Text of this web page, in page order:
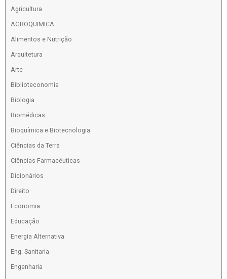
Agricultura
AGROQUIMICA
Alimentos e Nutrição
Arquitetura
Arte
Biblioteconomia
Biologia
Biomédicas
Bioquímica e Biotecnologia
Ciências da Terra
Ciências Farmacêuticas
Dicionários
Direito
Economia
Educação
Energia Alternativa
Eng. Sanitaria
Engenharia